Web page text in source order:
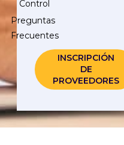
Control
Preguntas
Frecuentes
INSCRIPCIÓN
DE
PROVEEDORES